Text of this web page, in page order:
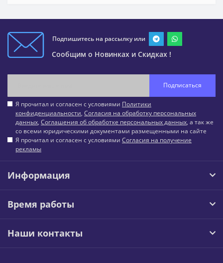
Подпишитесь на рассылку или
Сообщим о Новинках и Скидках !
Подписаться
Я прочитал и согласен с условиями Политики
конфиденциальности, Согласия на обработку персональных
данных, Соглашения об обработке персональных данных, а так же
со всеми юридическими документами размещенными на сайте
Я прочитал и согласен с условиями Согласия на получение
рекламы
Информация
Время работы
Наши контакты